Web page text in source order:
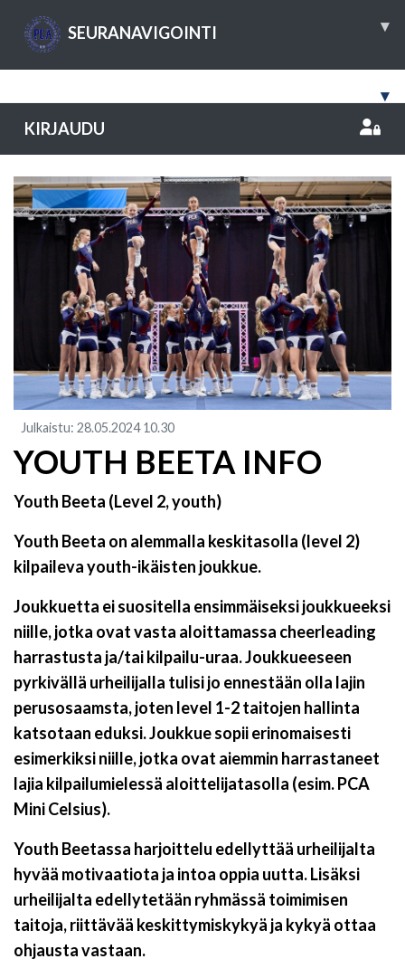
SEURANAVIGOINTI ▾
▾
KIRJAUDU
Julkaistu: 28.05.2024 10.30
YOUTH BEETA INFO
Youth Beeta (Level 2, youth)
Youth Beeta on alemmalla keskitasolla (level 2)
kilpaileva youth-ikäisten joukkue.
Joukkuetta ei suositella ensimmäiseksi joukkueeksi
niille, jotka ovat vasta aloittamassa cheerleading
harrastusta ja/tai kilpailu-uraa. Joukkueeseen
pyrkivällä urheilijalla tulisi jo ennestään olla lajin
perusosaamsta, joten level 1-2 taitojen hallinta
katsotaan eduksi. Joukkue sopii erinomaisesti
esimerkiksi niille, jotka ovat aiemmin harrastaneet
lajia kilpailumielessä aloittelijatasolla (esim. PCA
Mini Celsius).
Youth Beetassa harjoittelu edellyttää urheilijalta
hyvää motivaatiota ja intoa oppia uutta. Lisäksi
urheilijalta edellytetään ryhmässä toimimisen
taitoja, riittävää keskittymiskykyä ja kykyä ottaa
ohjausta vastaan.